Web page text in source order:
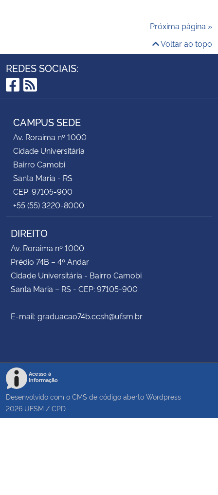
Próxima página »
Voltar ao topo
REDES SOCIAIS:
Facebook
RSS
CAMPUS SEDE
Av. Roraima nº 1000
Cidade Universitária
Bairro Camobi
Santa Maria - RS
CEP: 97105-900
+55 (55) 3220-8000
DIREITO
Av. Roraima nº 1000
Prédio 74B – 4º Andar
Cidade Universitária - Bairro Camobi
Santa Maria – RS - CEP: 97105-900
E-mail: graduacao74b.ccsh@ufsm.br
Acesso à
Informação
Desenvolvido com o CMS de código aberto Wordpress
2026 UFSM / CPD